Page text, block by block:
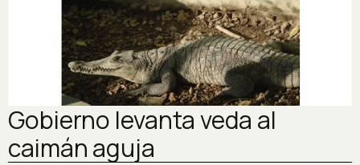
Gobierno levanta veda al
caimán aguja